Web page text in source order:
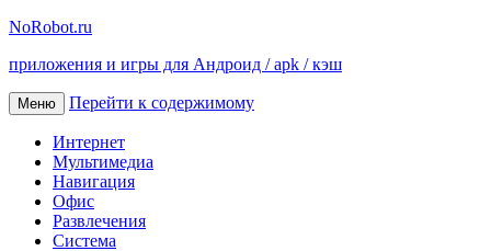
NoRobot.ru
приложения и игры для Андроид / apk / кэш
Меню Перейти к содержимому
Интернет
Мультимедиа
Навигация
Офис
Развлечения
Система